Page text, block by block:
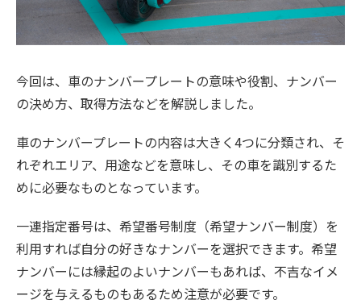
今回は、車のナンバープレートの意味や役割、ナンバー
の決め方、取得方法などを解説しました。
車のナンバープレートの内容は大きく4つに分類され、そ
れぞれエリア、用途などを意味し、その車を識別するた
めに必要なものとなっています。
一連指定番号は、希望番号制度（希望ナンバー制度）を
利用すれば自分の好きなナンバーを選択できます。希望
ナンバーには縁起のよいナンバーもあれば、不吉なイメ
ージを与えるものもあるため注意が必要です。